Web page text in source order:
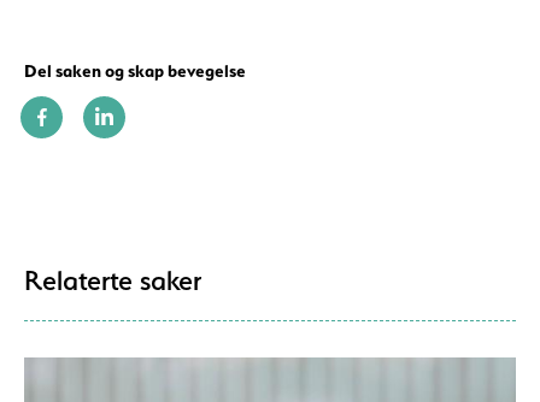
Del saken og skap bevegelse
Relaterte saker